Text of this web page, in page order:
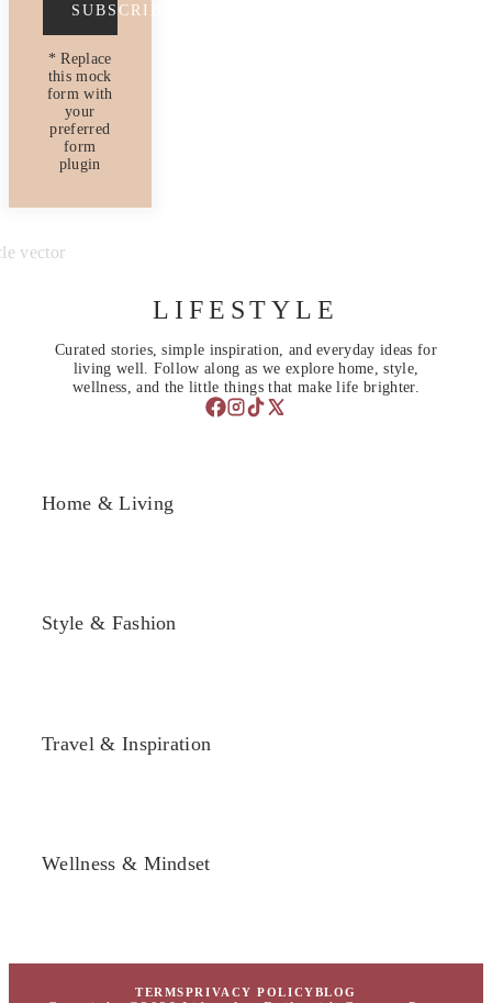
SUBSCRIBE
* Replace
this mock
form with
your
preferred
form
plugin
LIFESTYLE
Curated stories, simple inspiration, and everyday ideas for
living well. Follow along as we explore home, style,
wellness, and the little things that make life brighter.
Home & Living
Style & Fashion
Travel & Inspiration
Wellness & Mindset
TERMSPRIVACY POLICYBLOG